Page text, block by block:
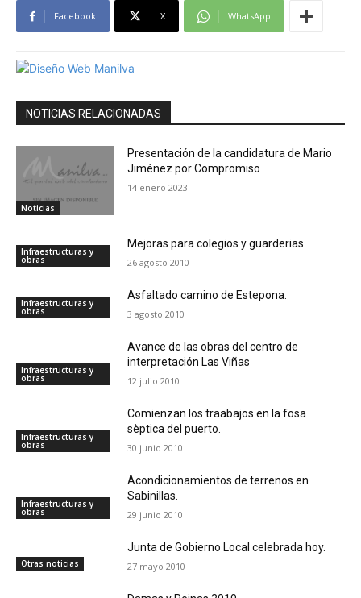
Facebook X WhatsApp
NOTICIAS RELACIONADAS
Noticias
Presentación de la candidatura de Mario
Jiménez por Compromiso
14 enero 2023
Infraestructuras y
obras
Mejoras para colegios y guarderias.
26 agosto 2010
Infraestructuras y
obras
Asfaltado camino de Estepona.
3 agosto 2010
Infraestructuras y
obras
Avance de las obras del centro de
interpretación Las Viñas
12 julio 2010
Infraestructuras y
obras
Comienzan los traabajos en la fosa
sèptica del puerto.
30 junio 2010
Infraestructuras y
obras
Acondicionamientos de terrenos en
Sabinillas.
29 junio 2010
Otras noticias
Junta de Gobierno Local celebrada hoy.
27 mayo 2010